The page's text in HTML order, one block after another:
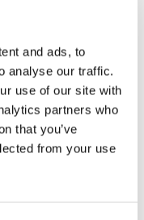
and ads, to
analyse our traffic.
use of our site with
partners who
that you’ve
from your use
trots